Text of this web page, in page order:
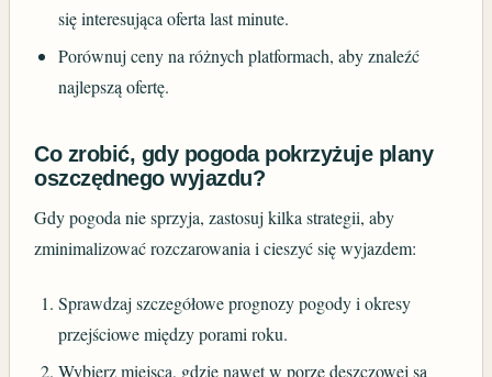
się interesująca oferta last minute.
Porównuj ceny na różnych platformach, aby znaleźć
najlepszą ofertę.
Co zrobić, gdy pogoda pokrzyżuje plany
oszczędnego wyjazdu?
Gdy pogoda nie sprzyja, zastosuj kilka strategii, aby
zminimalizować rozczarowania i cieszyć się wyjazdem:
Sprawdzaj szczegółowe prognozy pogody i okresy
przejściowe między porami roku.
Wybierz miejsca, gdzie nawet w porze deszczowej są